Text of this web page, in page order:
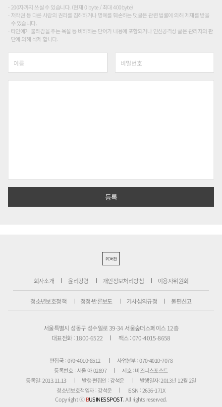
200자까지 쓰실 수 있습니다. (현재 0 byte / 최대 400byte)
저작권 등 다른 사람의 권리를 침해하거나 명예를 훼손하는 댓글은 관련 법률에 의해 제재를 받을
수 있습니다.
타인에게 불쾌감을 주는 욕설 등 비하하는 단어가 내용에 포함되거나 인신공격성 글은 관리자의 판
단에 의해 삭제 합니다.
PC버전
회사소개 윤리강령 개인정보처리방침 이용자위원회
청소년보호정책 정정·반론보도 기사심의규정 불편신고
서울특별시 성동구 성수일로 39-34 서울숲더스페이스 12층
대표전화 : 1800-6522
팩스 : 070-4015-8658
편집국 : 070-4010-8512
사업본부 : 070-4010-7078
등록번호 : 서울 아 02897
제호 : 비즈니스포스트
등록일: 2013.11.13
발행·편집인 : 강석운
발행일자: 2013년 12월 2일
청소년보호책임자 : 강석운
ISSN : 2636-171X
Copyright ⓒBUSINESSPOST. All rights reserved.